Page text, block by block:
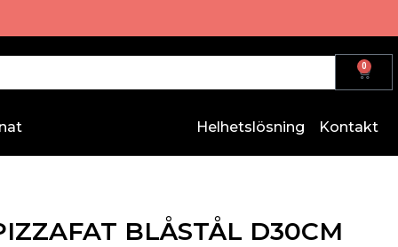
0
Helhetslösning Kontakt
BLÅSTÅL D30CM